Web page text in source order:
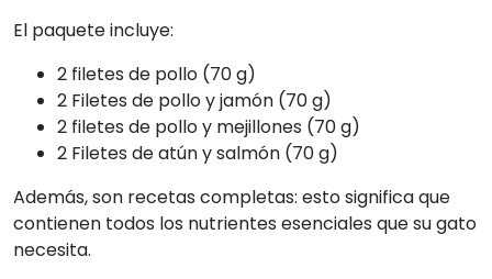
El paquete incluye:
2 filetes de pollo (70 g)
2 Filetes de pollo y jamón (70 g)
2 filetes de pollo y mejillones (70 g)
2 Filetes de atún y salmón (70 g)
Además, son recetas completas: esto significa que
contienen todos los nutrientes esenciales que su gato
necesita.